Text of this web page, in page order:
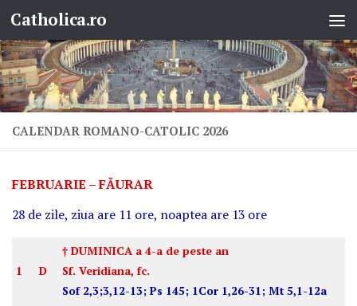
Skip to content
Catholica.ro
CALENDAR ROMANO-CATOLIC 2026
FEBRUARIE – FĂURAR
28 de zile, ziua are 11 ore, noaptea are 13 ore
1 D
† DUMINICA a 4-a de peste an
Sf. Veridiana, fc.
Sof 2,3;3,12-13; Ps 145; 1Cor 1,26-31; Mt 5,1-12a